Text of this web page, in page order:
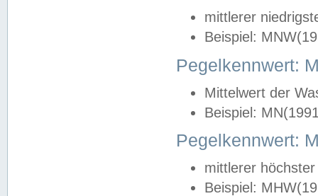
mittlerer
Beispiel:
Pegelkennwert:
Mittelwert der
Beispiel:
Pegelkennwert:
mittlerer
Beispiel: